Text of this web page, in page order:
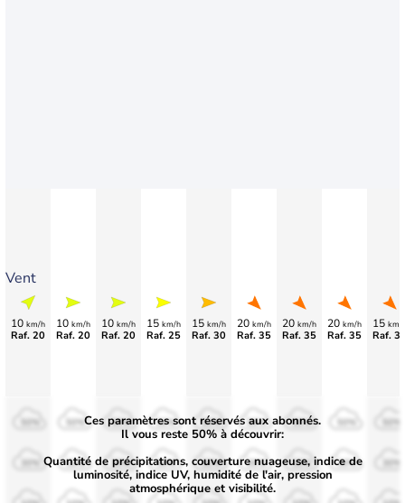
Vent
10 km/h
Raf. 20
10 km/h
Raf. 20
10 km/h
Raf. 20
15 km/h
Raf. 25
15 km/h
Raf. 30
20 km/h
Raf. 35
20 km/h
Raf. 35
20 km/h
Raf. 35
15 km/
Raf.
50%
30%
50%
30%
50%
30%
50%
30%
50%
30%
50%
30%
50%
30%
Ces paramètres sont réservés aux abonnés.
Il vous reste 50% à découvrir:
Quantité de précipitations, couverture nuageuse, indice de
luminosité, indice UV, humidité de l'air, pression
atmosphérique et visibilité.